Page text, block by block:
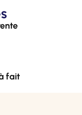
fait